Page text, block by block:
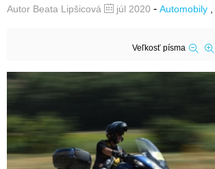
Autor Beata Lipšicová júl 2020 - Automobily
Veľkosť písma